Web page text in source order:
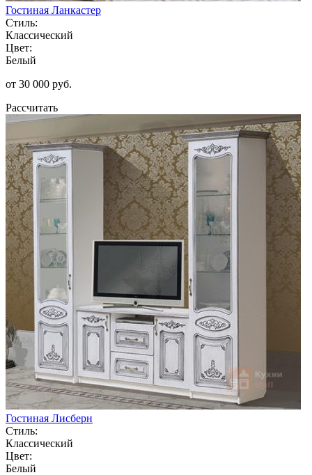
Гостиная Ланкастер
Стиль:
Классический
Цвет:
Белый
от 30 000 руб.
Рассчитать
Гостиная Лисберн
Стиль:
Классический
Цвет:
Белый